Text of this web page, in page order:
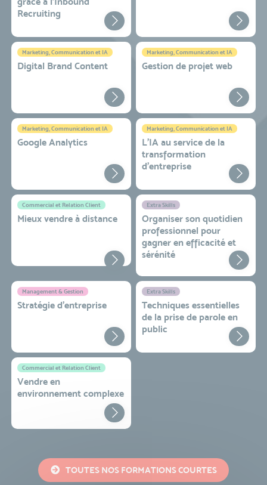
Recruiting
Marketing, Communication et IA
Digital Brand Content
Marketing, Communication et IA
Gestion de projet web
Marketing, Communication et IA
Google Analytics
Marketing, Communication et IA
L'IA au service de la
transformation
d'entreprise
Commercial et Relation Client
Mieux vendre à distance
Extra Skills
Organiser son quotidien
professionnel pour
gagner en efficacité et
sérénité
Management & Gestion
Stratégie d’entreprise
Extra Skills
Techniques essentielles
de la prise de parole en
public
Commercial et Relation Client
Vendre en
environnement complexe
TOUTES NOS FORMATIONS COURTES